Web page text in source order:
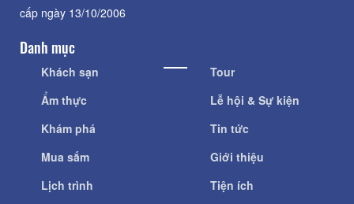
cấp ngày 13/10/2006
Danh mục
Khách sạn
Ẩm thực
Khám phá
Mua sắm
Lịch trình
Tour
Lễ hội & Sự kiện
Tin tức
Giới thiệu
Tiện ích